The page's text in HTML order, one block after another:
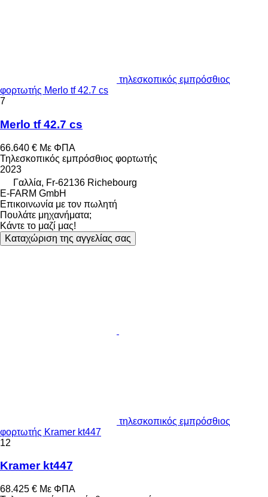
τηλεσκοπικός εμπρόσθιος
φορτωτής Merlo tf 42.7 cs
7
Merlo tf 42.7 cs
66.640 € Με ΦΠΑ
Τηλεσκοπικός εμπρόσθιος φορτωτής
2023
Γαλλία, Fr-62136 Richebourg
E-FARM GmbH
Επικοινωνία με τον πωλητή
Πουλάτε μηχανήματα;
Κάντε το μαζί μας!
Καταχώριση της αγγελίας σας
τηλεσκοπικός εμπρόσθιος
φορτωτής Kramer kt447
12
Kramer kt447
68.425 € Με ΦΠΑ